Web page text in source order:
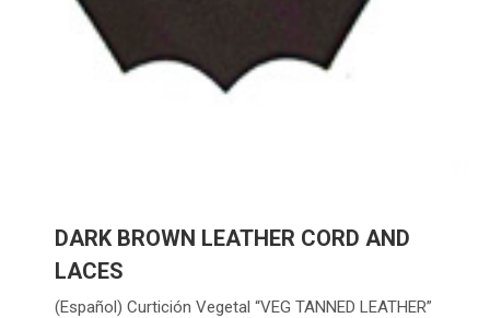
DARK BROWN LEATHER CORD AND
LACES
(Español) Curtición Vegetal “VEG TANNED LEATHER”